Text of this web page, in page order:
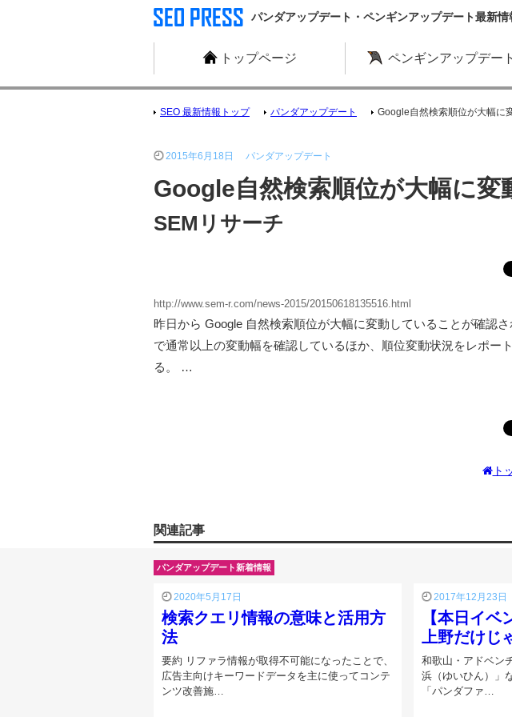
パンダアップデート・ペンギンアップデート最新情
トップページ ペンギンアップデート
SEO 最新情報トップ パンダアップデート Google自然検索順位が大幅に
2015年6月18日 パンダアップデート
Google自然検索順位が大幅に
SEMリサーチ
http://www.sem-r.com/news-2015/20150618135516.html
昨日から Google 自然検索順位が大幅に変動していることが確認
で通常以上の変動幅を確認しているほか、順位変動状況をレポ
る。 …
ト
関連記事
パンダアップデート新着情報
2020年5月17日
検索クエリ情報の意味と活用方
法
要約 リファラ情報が取得不可能になったことで、
広告主向けキーワードデータを主に使ってコンテ
ンツ改善施…
2017年12月23日
【本日イベ
上野だけじ
和歌山・アドベン
浜（ゆいひん）」
「パンダファ…